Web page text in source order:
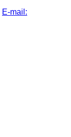
E-mail: